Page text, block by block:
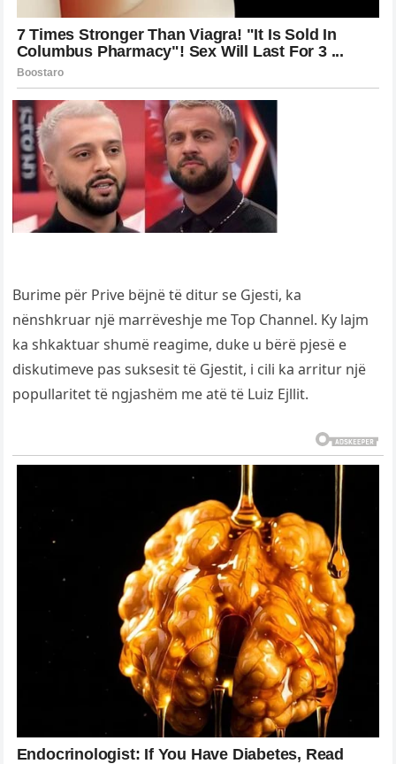
Burime për Prive bëjnë të ditur se Gjesti, ka
nënshkruar një marrëveshje me Top Channel. Ky lajm
ka shkaktuar shumë reagime, duke u bërë pjesë e
diskutimeve pas suksesit të Gjestit, i cili ka arritur një
popullaritet të ngjashëm me atë të Luiz Ejllit.